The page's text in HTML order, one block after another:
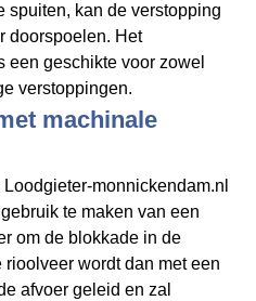
spuiten, kan de verstopping
doorspoelen. Het
een geschikte voor zowel
verstoppingen.
machinale
monnickendam.nl
te maken van een
om de blokkade in de
wordt dan met een
afvoer geleid en zal